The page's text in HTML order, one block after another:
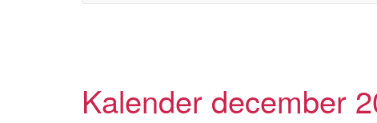
Kalender december